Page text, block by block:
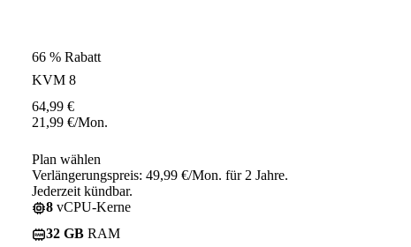
66 % Rabatt
KVM 8
64,99 €
21,99 €/Mon.
Plan wählen
Verlängerungspreis: 49,99 €/Mon. für 2 Jahre.
Jederzeit kündbar.
8 vCPU-Kerne
32 GB RAM